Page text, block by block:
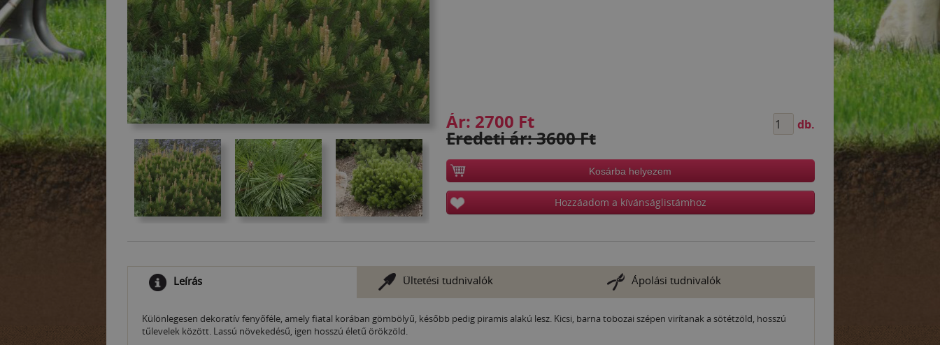
Ár: 2700 Ft
Eredeti ár: 3600 Ft
db.
Kosárba helyezem
Hozzáadom a kívánságlistámhoz
Leírás Ültetési tudnivalók Ápolási tudnivalók
Különlegesen dekoratív fenyőféle, amely fiatal korában gömbölyű, később pedig piramis alakú lesz. Kicsi, barna tobozai szépen virítanak a sötétzöld, hosszú
tűlevelek között. Lassú növekedésű, igen hosszú életű örökzöld.